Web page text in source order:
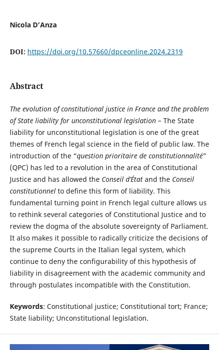
Nicola D’Anza
DOI: https://doi.org/10.57660/dpceonline.2024.2319
Abstract
The evolution of constitutional justice in France and the problem
of State liability for unconstitutional legislation– The State
liability for unconstitutional legislation is one of the great
themes of French legal science in the field of public law. The
introduction of the “question prioritaire de constitutionnalité”
(QPC) has led to a revolution in the area of Constitutional
Justice and has allowed the Conseil d’Étatand the Conseil
constitutionnelto define this form of liability. This
fundamental turning point in French legal culture allows us
to rethink several categories of Constitutional Justice and to
review the dogma of the absolute sovereignty of Parliament.
It also makes it possible to radically criticize the decisions of
the supreme Courts in the Italian legal system, which
continue to deny the configurability of this hypothesis of
liability in disagreement with the academic community and
through postulates incompatible with the Constitution.
Keywords: Constitutional justice; Constitutional tort; France;
State liability; Unconstitutional legislation.